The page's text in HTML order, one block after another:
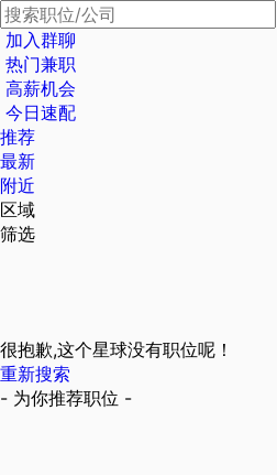
加入群聊
热门兼职
高薪机会
今日速配
推荐
最新
附近
区域
筛选
很抱歉,这个星球没有职位呢！
重新搜索
- 为你推荐职位 -